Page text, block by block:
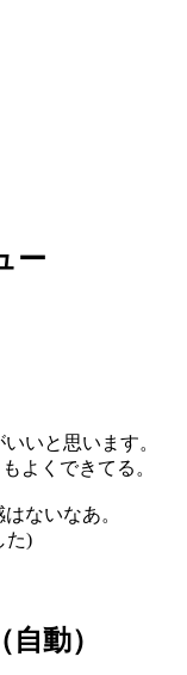
ー
いと思います。
よくできてる。
ないなあ。
た)
動）